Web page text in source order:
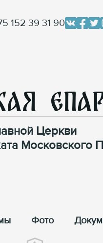
152 39 31 90
Церкви
Московского
Фото